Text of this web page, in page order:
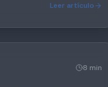
Leer artículo
8 min